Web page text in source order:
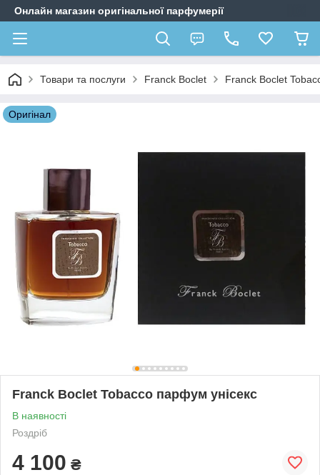
Онлайн магазин оригінальної парфумерії
Товари та послуги Franck Boclet Franck Boclet
Оригiнал
Franck Boclet Tobacco парфум унісекс
В наявності
Роздріб
4 100 ₴